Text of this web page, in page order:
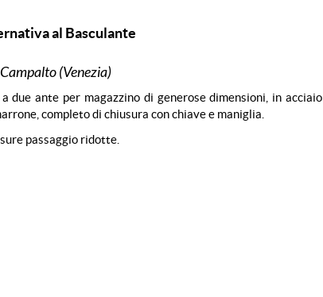
al Basculante
(Venezia)
due ante per magazzino di generose dimensioni, in acciaio
completo di chiusura con chiave e maniglia.
passaggio ridotte.